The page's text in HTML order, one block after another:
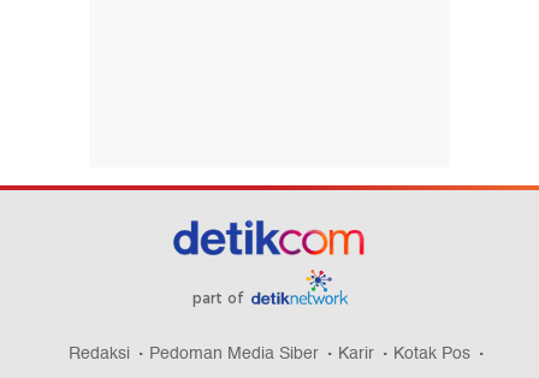
part of
Redaksi Pedoman Media Siber Karir
Kotak Pos